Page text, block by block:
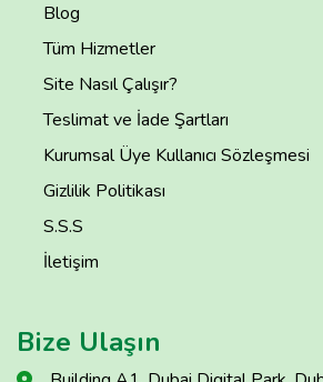
Blog
Tüm Hizmetler
Site Nasıl Çalışır?
Teslimat ve İade Şartları
Kurumsal Üye Kullanıcı Sözleşmesi
Gizlilik Politikası
S.S.S
İletişim
Bize Ulaşın